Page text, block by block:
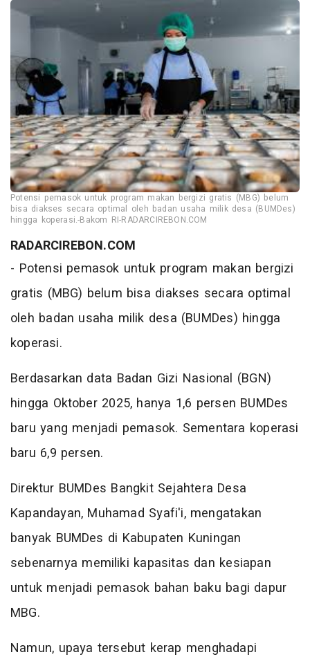
Potensi pemasok untuk program makan bergizi gratis (MBG) belum
bisa diakses secara optimal oleh badan usaha milik desa (BUMDes)
hingga koperasi.-Bakom RI-RADARCIREBON.COM
RADARCIREBON.COM
- Potensi pemasok untuk program makan bergizi
gratis (MBG) belum bisa diakses secara optimal
oleh badan usaha milik desa (BUMDes) hingga
koperasi.
Berdasarkan data Badan Gizi Nasional (BGN)
hingga Oktober 2025, hanya 1,6 persen BUMDes
baru yang menjadi pemasok. Sementara koperasi
baru 6,9 persen.
Direktur BUMDes Bangkit Sejahtera Desa
Kapandayan, Muhamad Syafi'i, mengatakan
banyak BUMDes di Kabupaten Kuningan
sebenarnya memiliki kapasitas dan kesiapan
untuk menjadi pemasok bahan baku bagi dapur
MBG.
Namun, upaya tersebut kerap menghadapi